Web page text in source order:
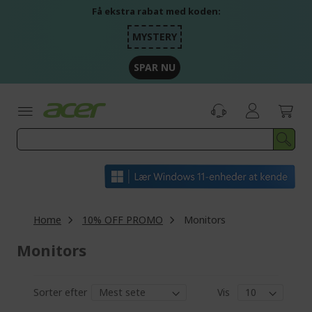
Få ekstra rabat med koden:
MYSTERY
SPAR NU
Home 10% OFF PROMO Monitors
Monitors
Sorter efter Vis